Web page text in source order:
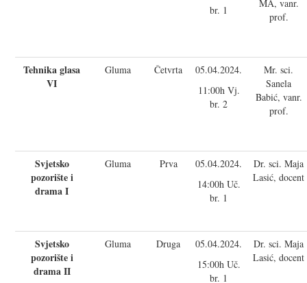
br. 1
MA, vanr.
prof.
Tehnika glasa
VI
Gluma Četvrta
05.04.2024.
11:00h Vj.
br. 2
Mr. sci.
Sanela
Babić, vanr.
prof.
Svjetsko
pozorište i
drama I
Gluma Prva
05.04.2024.
14:00h Uč.
br. 1
Dr. sci. Maja
Lasić, docent
Svjetsko
pozorište i
drama II
Gluma Druga
05.04.2024.
15:00h Uč.
br. 1
Dr. sci. Maja
Lasić, docent